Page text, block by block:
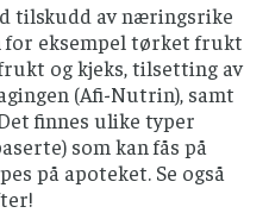
tilskudd av næringsrike
eksempel tørket frukt
og kjeks, tilsetting av
(Afi-Nutrin), samt
finnes ulike typer
som kan fås på
på apoteket. Se også